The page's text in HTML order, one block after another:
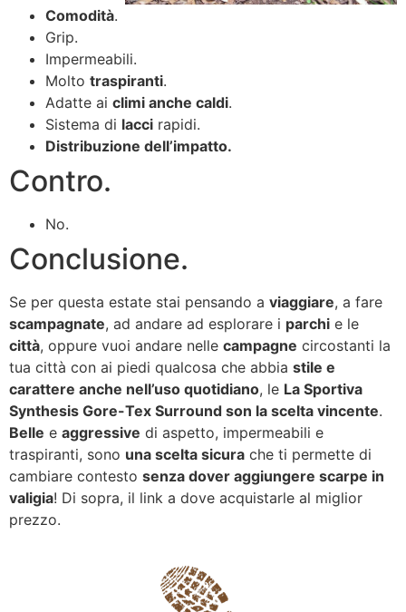
Comodità.
Grip.
Impermeabili.
Molto traspiranti.
Adatte ai climi anche caldi.
Sistema di lacci rapidi.
Distribuzione dell’impatto.
Contro.
No.
Conclusione.
Se per questa estate stai pensando a viaggiare, a fare
scampagnate, ad andare ad esplorare i parchi e le
città, oppure vuoi andare nelle campagne circostanti la
tua città con ai piedi qualcosa che abbia stile e
carattere anche nell’uso quotidiano, le La Sportiva
Synthesis Gore-Tex Surround son la scelta vincente.
Belle e aggressive di aspetto, impermeabili e
traspiranti, sono una scelta sicura che ti permette di
cambiare contesto senza dover aggiungere scarpe in
valigia! Di sopra, il link a dove acquistarle al miglior
prezzo.